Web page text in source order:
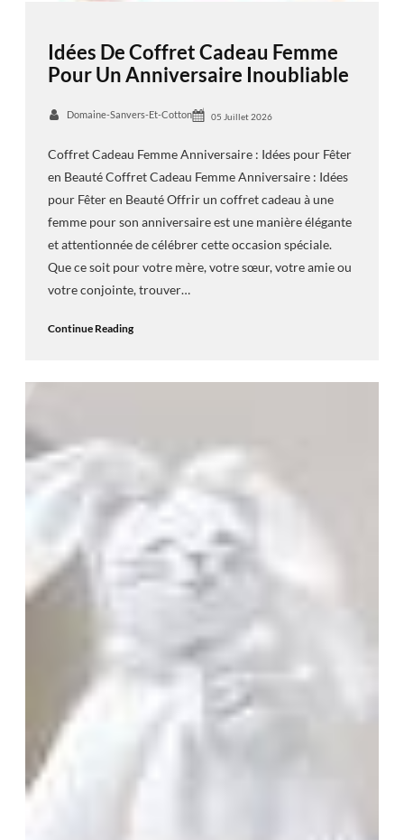
Idées De Coffret Cadeau Femme
Pour Un Anniversaire Inoubliable
Domaine-Sanvers-Et-Cotton 05 Juillet 2026
Coffret Cadeau Femme Anniversaire : Idées pour Fêter
en Beauté Coffret Cadeau Femme Anniversaire : Idées
pour Fêter en Beauté Offrir un coffret cadeau à une
femme pour son anniversaire est une manière élégante
et attentionnée de célébrer cette occasion spéciale.
Que ce soit pour votre mère, votre sœur, votre amie ou
votre conjointe, trouver…
Continue Reading